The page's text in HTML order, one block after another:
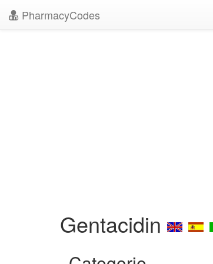
PharmacyCodes
Gentacidin